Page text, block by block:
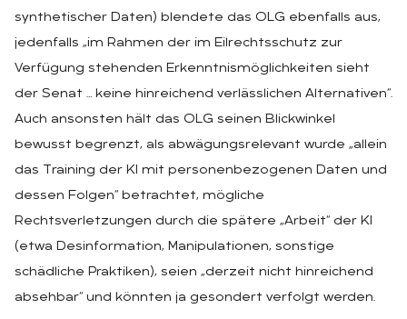
synthetischer Daten) blendete das OLG ebenfalls aus,
jedenfalls „im Rahmen der im Eilrechtsschutz zur
Verfügung stehenden Erkenntnismöglichkeiten sieht
der Senat … keine hinreichend verlässlichen Alternativen“.
Auch ansonsten hält das OLG seinen Blickwinkel
bewusst begrenzt, als abwägungsrelevant wurde „allein
das Training der KI mit personenbezogenen Daten und
dessen Folgen“ betrachtet, mögliche
Rechtsverletzungen durch die spätere „Arbeit“ der KI
(etwa Desinformation, Manipulationen, sonstige
schädliche Praktiken), seien „derzeit nicht hinreichend
absehbar“ und könnten ja gesondert verfolgt werden.